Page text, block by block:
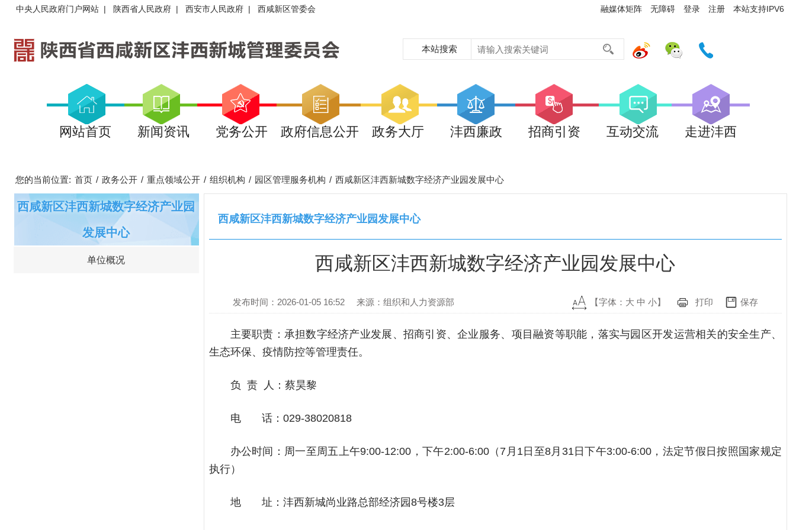
融媒体矩阵 无障碍 登录 注册 本站支持IPV6
中央人民政府门户网站 | 陕西省人民政府 | 西安市人民政府 | 西咸新区管委会
本站搜索
网站首页 新闻资讯 党务公开 政府信息公开 政务大厅 沣西廉政 招商引资 互动交流 走进沣西
您的当前位置: 首页 / 政务公开 / 重点领域公开 / 组织机构 / 园区管理服务机构 / 西咸新区沣西新城数字经济产业园发展中心
西咸新区沣西新城数字经济产业园
发展中心
单位概况
西咸新区沣西新城数字经济产业园发展中心
西咸新区沣西新城数字经济产业园发展中心
发布时间：2026-01-05 16:52 来源：组织和人力资源部 【字体： 大 中 小】 打印 保存
主要职责：承担数字经济产业发展、招商引资、企业服务、项目融资等职能，落实与园区开发运营相关的安全生产、
生态环保、疫情防控等管理责任。
负 责 人：蔡昊黎
电 话：029-38020818
办公时间：周一至周五上午9:00-12:00，下午2:00-6:00（7月1日至8月31日下午3:00-6:00，法定节假日按照国家规定
执行）
地 址：沣西新城尚业路总部经济园8号楼3层